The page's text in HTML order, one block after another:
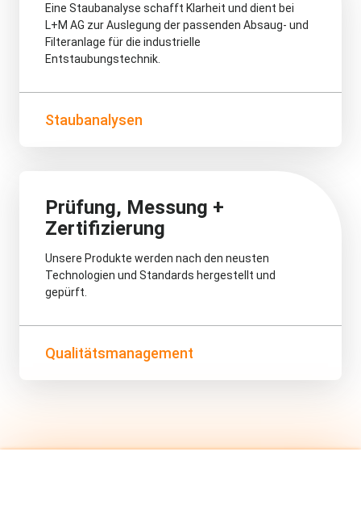
Eine Staubanalyse schafft Klarheit und dient bei
L+M AG zur Auslegung der passenden Absaug- und
Filteranlage für die industrielle
Entstaubungstechnik.
Staubanalysen
Prüfung, Messung +
Zertifizierung
Unsere Produkte werden nach den neusten
Technologien und Standards hergestellt und
gepürft.
Qualitätsmanagement